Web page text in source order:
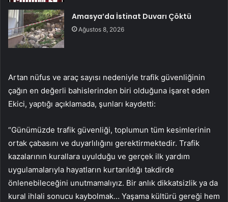
Amasya’da İstinat Duvarı Çöktü
Ağustos 8, 2026
Artan nüfus ve araç sayısı nedeniyle trafik güvenliğinin
çağın en değerli bahislerinden biri olduğuna işaret eden
Ekici, yaptığı açıklamada, şunları kaydetti:
“Günümüzde trafik güvenliği, toplumun tüm kesimlerinin
ortak çabasını ve duyarlılığını gerektirmektedir. Trafik
kazalarının kurallara uyulduğu ve gerçek ilk yardım
uygulamalarıyla hayatların kurtarıldığı takdirde
önlenebileceğini unutmamalıyız. Bir anlık dikkatsizlik ya da
kural ihlali sonucu kaybolmak… Yaşama kültürü gereği hem